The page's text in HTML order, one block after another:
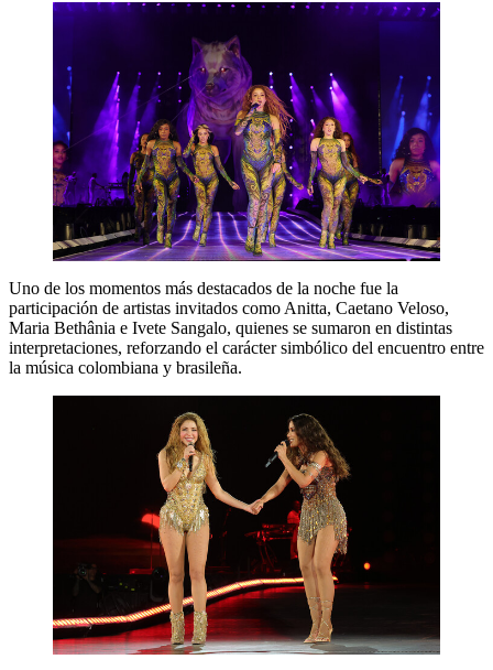
Uno de los momentos más destacados de la noche fue la
participación de artistas invitados como Anitta, Caetano Veloso,
Maria Bethânia e Ivete Sangalo, quienes se sumaron en distintas
interpretaciones, reforzando el carácter simbólico del encuentro entre
la música colombiana y brasileña.